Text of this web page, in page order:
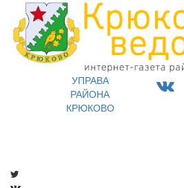
УПРАВА
РАЙОНА
КРЮКОВО